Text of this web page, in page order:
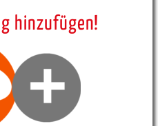
hinzufügen!